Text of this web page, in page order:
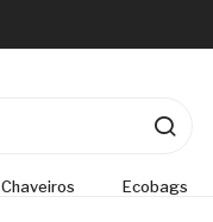
Chaveiros Ecobags